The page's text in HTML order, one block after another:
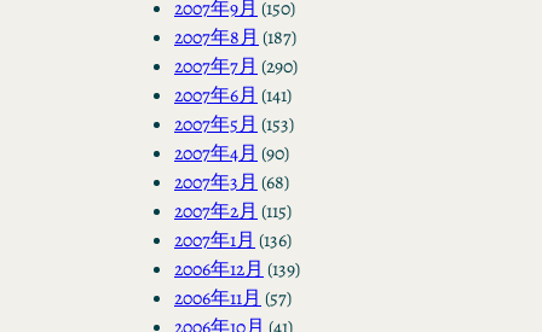
2007年9月 (150)
2007年8月 (187)
2007年7月 (290)
2007年6月 (141)
2007年5月 (153)
2007年4月 (90)
2007年3月 (68)
2007年2月 (115)
2007年1月 (136)
2006年12月 (139)
2006年11月 (57)
2006年10月 (41)